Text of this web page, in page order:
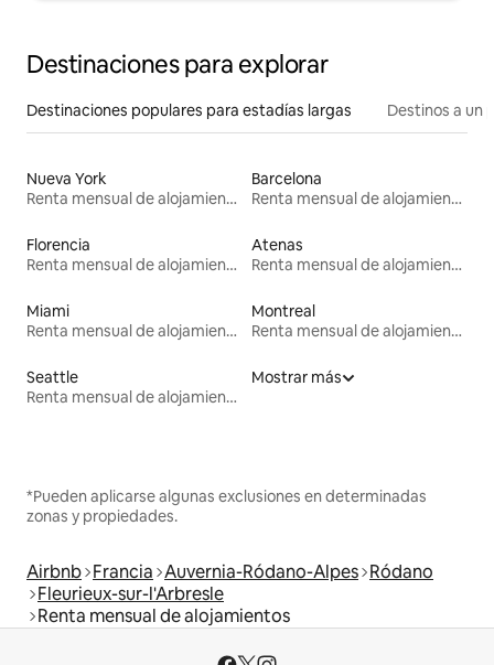
Destinaciones para explorar
Destinaciones populares para estadías largas Destinos a un
Nueva York
Renta mensual de alojamientos
Barcelona
Renta mensual de alojamientos
Florencia
Renta mensual de alojamientos
Atenas
Renta mensual de alojamientos
Miami
Renta mensual de alojamientos
Montreal
Renta mensual de alojamientos
Seattle
Renta mensual de alojamientos
Mostrar más
*Pueden aplicarse algunas exclusiones en determinadas
zonas y propiedades.
Airbnb Francia Auvernia-Ródano-Alpes Ródano
Fleurieux-sur-l'Arbresle
Renta mensual de alojamientos